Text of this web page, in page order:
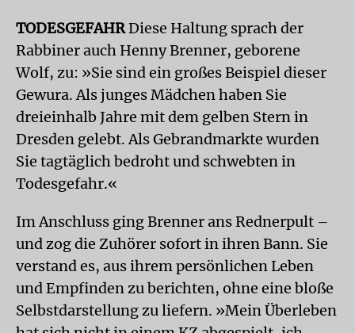
TODESGEFAHRDiese Haltung sprach der
Rabbiner auch Henny Brenner, geborene
Wolf, zu: »Sie sind ein großes Beispiel dieser
Gewura. Als junges Mädchen haben Sie
dreieinhalb Jahre mit dem gelben Stern in
Dresden gelebt. Als Gebrandmarkte wurden
Sie tagtäglich bedroht und schwebten in
Todesgefahr.«
Im Anschluss ging Brenner ans Rednerpult –
und zog die Zuhörer sofort in ihren Bann. Sie
verstand es, aus ihrem persönlichen Leben
und Empfinden zu berichten, ohne eine bloße
Selbstdarstellung zu liefern. »Mein Überleben